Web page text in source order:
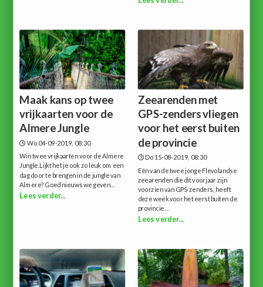
Maak kans op twee
vrijkaarten voor de
Almere Jungle
Wo 04-09-2019, 08:30
Win twee vrijkaarten voor de Almere
Jungle.Lijkt het je ook zo leuk om een
dag door te brengen in de jungle van
Almere? Goed nieuws we geven...
Lees verder...
Zeearenden met
GPS-zenders vliegen
voor het eerst buiten
de provincie
Do 15-08-2019, 08:30
Eén van de twee jonge Flevolandse
zeearenden die dit voorjaar zijn
voorzien van GPS-zenders, heeft
deze week voor het eerst buiten de
provincie...
Lees verder...